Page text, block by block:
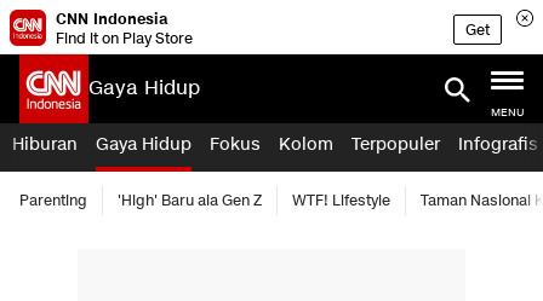
CNN Indonesia
Find it on Play Store
Get
Gaya Hidup
MENU
Hiburan Gaya Hidup Fokus Kolom Terpopuler Infografis
Parenting 'High' Baru ala Gen Z WTF! Lifestyle Taman Nasional